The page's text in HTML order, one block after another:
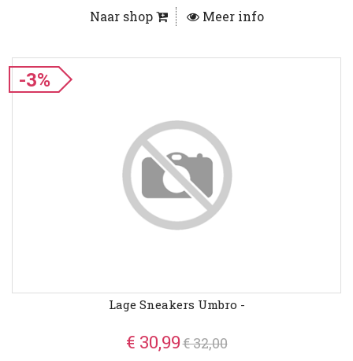
Naar shop Meer info
-3%
Lage Sneakers Umbro -
€ 30,99€ 32,00